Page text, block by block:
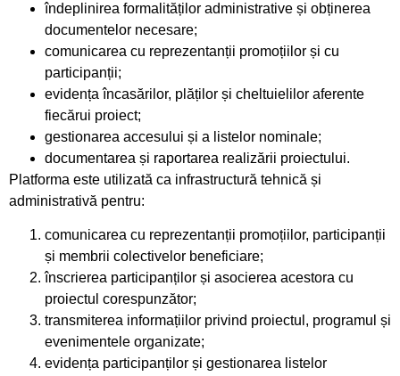
îndeplinirea formalităților administrative și obținerea
documentelor necesare;
comunicarea cu reprezentanții promoțiilor și cu
participanții;
evidența încasărilor, plăților și cheltuielilor aferente
fiecărui proiect;
gestionarea accesului și a listelor nominale;
documentarea și raportarea realizării proiectului.
Platforma este utilizată ca infrastructură tehnică și
administrativă pentru:
comunicarea cu reprezentanții promoțiilor, participanții
și membrii colectivelor beneficiare;
înscrierea participanților și asocierea acestora cu
proiectul corespunzător;
transmiterea informațiilor privind proiectul, programul și
evenimentele organizate;
evidența participanților și gestionarea listelor